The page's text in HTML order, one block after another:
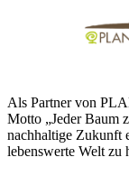
Als Partner von
Motto „Jeder Baum
nachhaltige Zukunft
lebenswerte Welt zu